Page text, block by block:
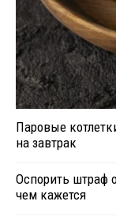
Паровые
на завтрак
Оспорить штраф
чем кажется